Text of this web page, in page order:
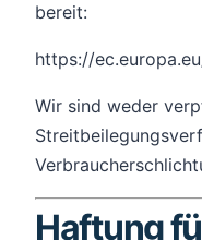
bereit:
https://
Wir sind weder
Haftung